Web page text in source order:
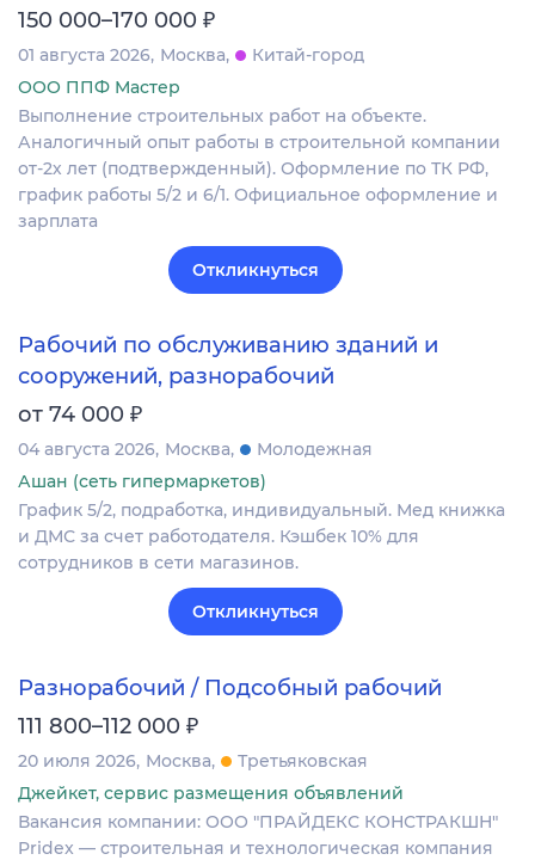
150 000–170 000 ₽
01 августа 2026 Москва
Китай-город
ООО ППФ Мастер
Выполнение строительных работ на объекте.
Аналогичный опыт работы в строительной компании
от-2х лет (подтвержденный). Оформление по ТК РФ,
график работы 5/2 и 6/1. Официальное оформление и
зарплата
Откликнуться
Рабочий по обслуживанию зданий и
сооружений, разнорабочий
от 74 000 ₽
04 августа 2026 Москва
Молодежная
Ашан (сеть гипермаркетов)
График 5/2, подработка, индивидуальный. Мед книжка
и ДМС за счет работодателя. Кэшбек 10% для
сотрудников в сети магазинов.
Откликнуться
Разнорабочий / Подсобный рабочий
111 800–112 000 ₽
20 июля 2026 Москва
Третьяковская
Джейкет, сервис размещения объявлений
Вакансия компании: ООО "ПРАЙДЕКС КОНСТРАКШН"
Pridex — строительная и технологическая компания